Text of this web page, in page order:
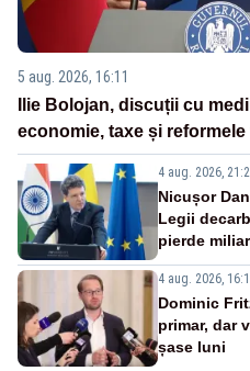
5 aug. 2026, 16:11
Ilie Bolojan, discuții cu
economie, taxe și reformele
4 aug. 2026,
Nicușor
Legii
pierde
4 aug. 2026,
Dominic
primar, dar
șase luni